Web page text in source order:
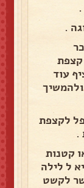
.
קצפת
עוד
לקצפת
.
קטנות
ל לילה
לקשט